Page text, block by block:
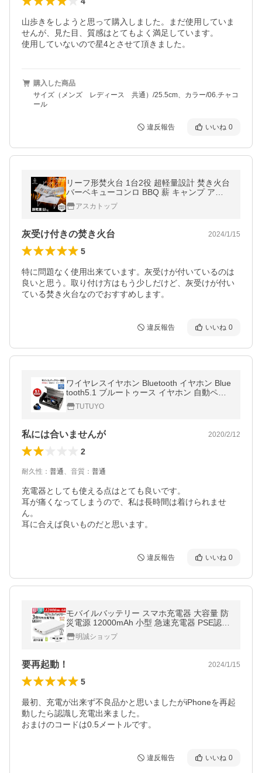
山歩きをしようと思って購入しました。まだ使用していま
せんが、見た目、質感はとてもよく満足しています。
使用していないので星4とさせて頂きました。
購入した商品
サイズ（メンズ レディース 共通）/25.5cm、カラー/06.チャコ
ール
違反報告 いいね 0
リーフ形焚火台 1台2役 超軽量設計 焚き火台
バーベキューコンロ BBQ 薪 キャンプ アウ
トドア SouthLight コンパクト 簡単組立 収納
袋付属 sl-fht01
アスカトップ
灰受け付きの焚き火台 2024/1/15
5
特に問題なく使用出来ています。灰受けが付いているのは
良いと思う。取り付け方はもう少しだけど、灰受けが付い
ている焚き火台なのでおすすめします。
違反報告 いいね 0
ワイヤレスイヤホン Bluetooth イヤホン Blue
tooth5.1 ブルートゥース イヤホン 自動ペア
リング 両耳 左右分離型 音量調整 IPX7防水 i
Phone/Andoroid 多機種対応
TUTUYO
私には合いませんが 2020/2/12
2
耐久性 ： 普通、 音質 ： 普通
充電器としても使える点はとても良いです。
耳が痛くなってしまうので、私は長時間は着けられませ
ん。
耳に合えば良いものだと思います。
違反報告 いいね 0
モバイルバッテリー スマホ充電器 大容量 防
災電源 12000mAh 小型 急速充電器 PSE認証
済 3台同時充電 iPhone/iPad/Android対応【P
L保険加入済み製品・安心】
明誠ショップ
要再起動！ 2024/1/15
5
最初、充電が出来ず不良品かと思いましたがiPhoneを再起
動したら認識し充電出来ました。
おまけのコードは0.5メートルです。
違反報告 いいね 0